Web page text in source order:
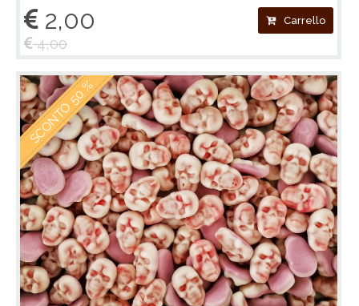
2,00
4,00
Carrello
SCONTO 50 %